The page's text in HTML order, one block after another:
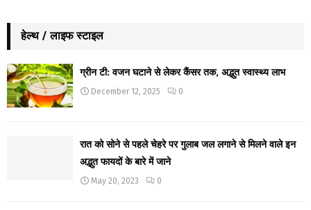
हेल्थ / लाइफ स्टाइल
ग्रीन टी: वजन घटाने से लेकर कैंसर तक, अद्भुत स्वास्थ्य लाभ
December 12, 2025 0
रात को सोने से पहले चेहरे पर गुलाब जल लगाने से मिलने वाले इन
अद्भुत फायदों के बारे में जाने
May 20, 2023 0